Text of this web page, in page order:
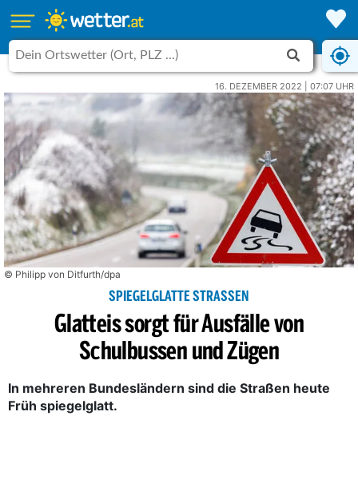
16. DEZEMBER 2022 | 07:07 UHR
© Philipp von Ditfurth/dpa
SPIEGELGLATTE STRASSEN
Glatteis sorgt für Ausfälle von
Schulbussen und Zügen
In mehreren Bundesländern sind die Straßen heute
Früh spiegelglatt.